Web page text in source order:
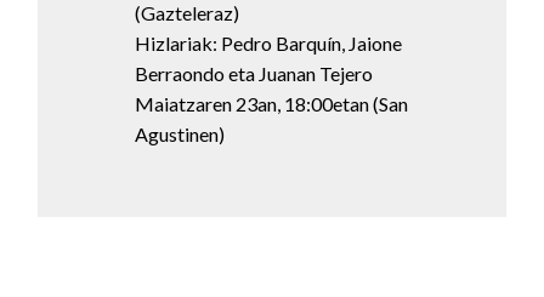
(Gazteleraz)
Hizlariak: Pedro Barquín, Jaione
Berraondo eta Juanan Tejero
Maiatzaren 23an, 18:00etan (San
Agustinen)